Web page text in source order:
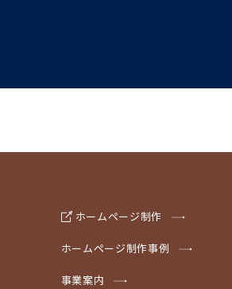
ホームページ制作
ホームページ制作事例
事業案内